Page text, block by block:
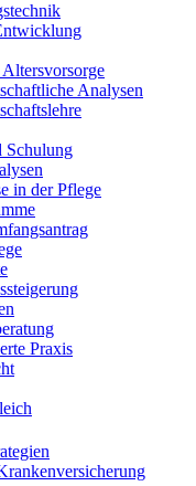
Analysen
Schulung
in der Pflege
Praxis